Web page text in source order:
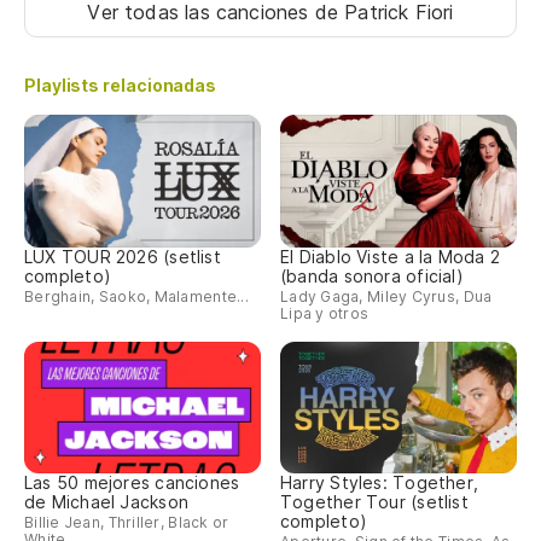
Ver todas las canciones de Patrick Fiori
Playlists relacionadas
LUX TOUR 2026 (setlist
completo)
Berghain, Saoko, Malamente...
El Diablo Viste a la Moda 2
(banda sonora oficial)
Lady Gaga, Miley Cyrus, Dua
Lipa y otros
Las 50 mejores canciones
de Michael Jackson
Billie Jean, Thriller, Black or
Harry Styles: Together,
Together Tour (setlist
completo)